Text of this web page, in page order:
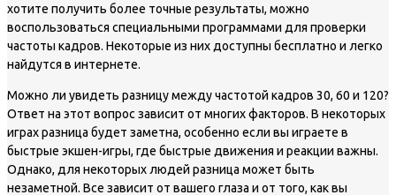
хотите получить более точные результаты, можно
воспользоваться специальными программами для проверки
частоты кадров. Некоторые из них доступны бесплатно и легко
найдутся в интернете.
Можно ли увидеть разницу между частотой кадров 30, 60 и 120?
Ответ на этот вопрос зависит от многих факторов. В некоторых
играх разница будет заметна, особенно если вы играете в
быстрые экшен-игры, где быстрые движения и реакции важны.
Однако, для некоторых людей разница может быть
незаметной. Все зависит от вашего глаза и от того, как вы